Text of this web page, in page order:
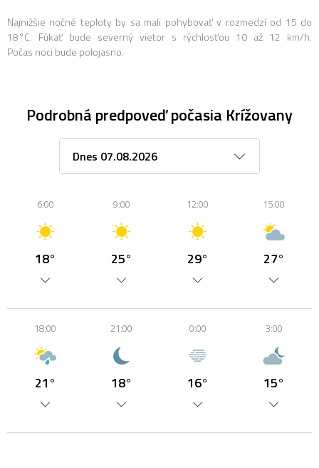
Najnižšie nočné teploty by sa mali pohybovať v rozmedzí od 15 do
18°C. Fúkať bude severný vietor s rýchlosťou 10 až 12 km/h.
Počas noci bude polojasno.
Podrobná predpoveď počasia Krížovany
6:00
18°
9:00
25°
12:00
29°
15:00
27°
18:00
21°
21:00
18°
0:00
16°
3:00
15°